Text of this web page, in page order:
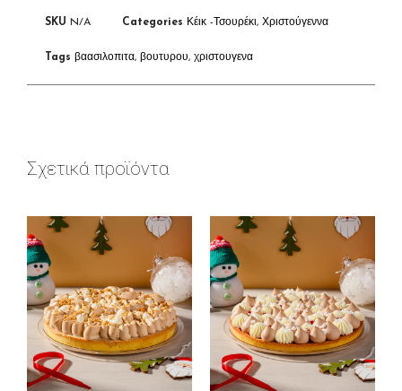
SKU N/A Categories Κέικ -Τσουρέκι, Χριστούγεννα
Tags βαασιλοπιτα, βουτυρου, χριστουγενα
Σχετικά προϊόντα